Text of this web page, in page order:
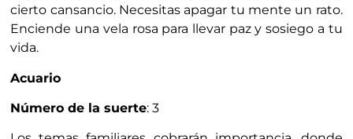
cierto cansancio. Necesitas apagar tu mente un rato.
Enciende una vela rosa para llevar paz y sosiego a tu
vida.
Acuario
Número de la suerte: 3